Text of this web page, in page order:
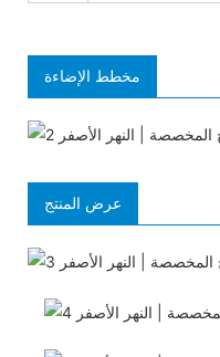
مخطط الإضاءة
عرض المنتج